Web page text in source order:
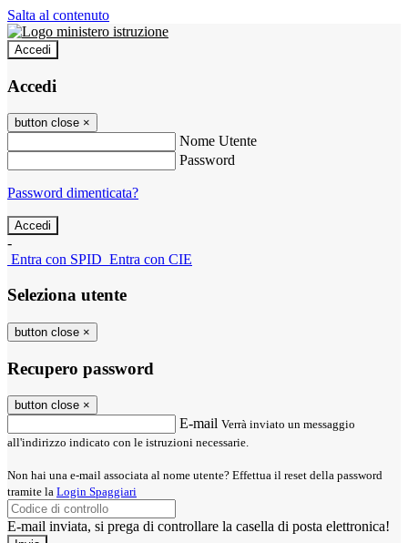
Salta al contenuto
Accedi
Accedi
button close ×
Nome Utente
Password
Password dimenticata?
-
Entra con SPID Entra con CIE
Seleziona utente
button close ×
Recupero password
button close ×
E-mail Verrà inviato un messaggio
all'indirizzo indicato con le istruzioni necessarie.
Non hai una e-mail associata al nome utente? Effettua il reset della password
tramite la Login Spaggiari
E-mail inviata, si prega di controllare la casella di posta elettronica!